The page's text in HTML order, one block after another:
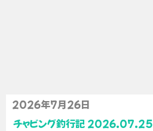
2026年7月26日
チャビング釣行記 2026.07.25